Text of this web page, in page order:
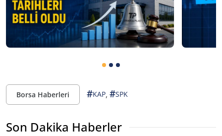
Borsa Haberleri #KAP, #SPK
Son Dakika Haberler